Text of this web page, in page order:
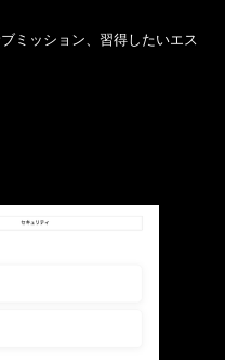
ミッション、習得したいエス